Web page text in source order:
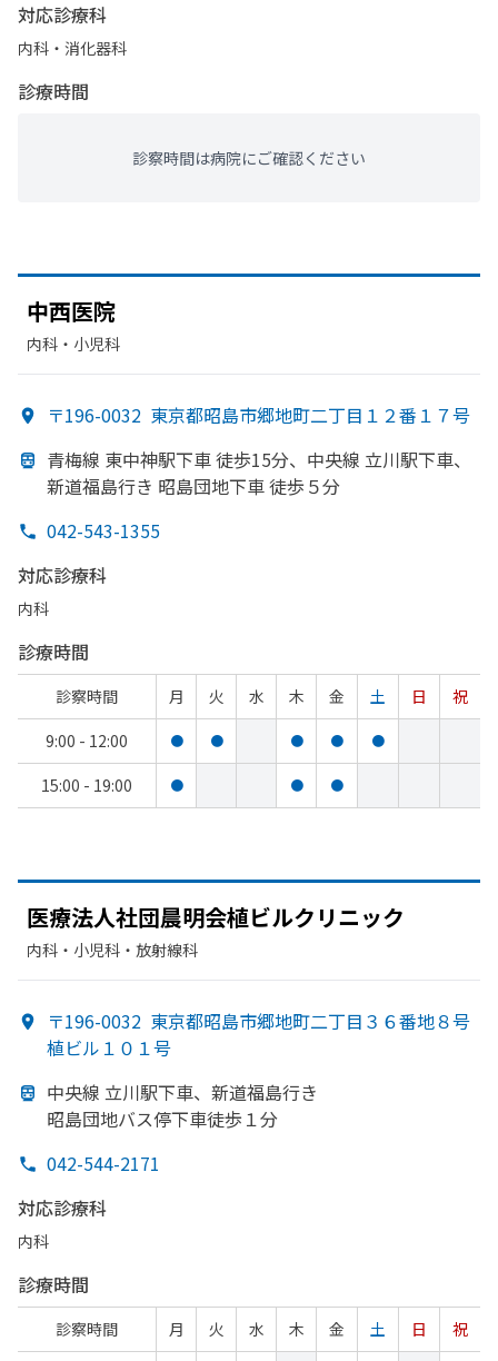
対応診療科
内科・​消化器科
診療時間
診察時間は病院にご確認ください
中西医院
内科・​小児科
〒196-0032 東京都昭島市郷地町二丁目１２番１７号
青梅線 東中神駅下車 徒歩15分、 中央線 立川駅下車、
新道福島行き 昭島団地下車 徒歩５分
042-543-1355
対応診療科
内科
診療時間
診察時間 月 火 水 木 金 土 日
祝
9:00 - 12:00
● ● ● ● ●
15:00 - 19:00 ● ● ●
医療法人社団晨明会植ビルクリニック
内科・​小児科・​放射線科
〒196-0032 東京都昭島市郷地町二丁目３６番地８号
植ビル１０１号
中央線 立川駅下車、 新道福島行き
昭島団地バス停下車徒歩１分
042-544-2171
対応診療科
内科
診療時間
診察時間 月 火 水 木 金 土 日
祝